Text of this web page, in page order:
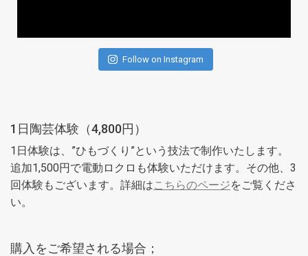
Follow on Instagram
1日陶芸体験（4,800円）
1日体験は、”ひもづくり”という技法で制作いたします。
追加1,500円で電動ロクロも体験いただけます。その他、3
回体験もございます。詳細はこちらのページをご覧くださ
い。
購入をご希望される場合；